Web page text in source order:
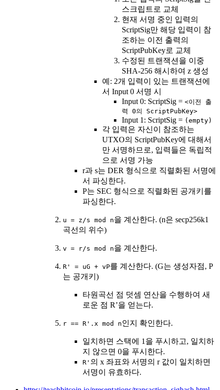
스크립트로 교체
현재 서명 중인 입력의
ScriptSig만 해당 입력이 참
조하는 이전 출력의
ScriptPubKey로 교체
수정된 트랜잭션을 이중
SHA-256 해시하여 z 생성
예: 2개 입력이 있는 트랜잭션에
서 Input 0 서명 시
Input 0: ScriptSig = <이전 출
력 0의 ScriptPubKey>
Input 1: ScriptSig = (empty)
각 입력은 자신이 참조하는
UTXO의 ScriptPubKey에 대해서
만 서명하므로, 입력들은 독립적
으로 서명 가능
r과 s는 DER 형식으로 직렬화된 서명에
서 파싱한다.
P는 SEC 형식으로 직렬화된 공개키를
파싱한다.
u = z/s mod n을 계산한다. (n은 secp256k1
곡선의 위수)
v = r/s mod n을 계산한다.
R' = uG + vP를 계산한다. (G는 생성자점, P
는 공개키)
타원곡선 점 덧셈 연산을 수행하여 새
로운 점 R’을 얻는다.
r == R'.x mod n인지 확인한다.
일치하면 스택에 1을 푸시하고, 일치하
지 않으면 0을 푸시한다.
R' 의 x 좌표와 서명의 r 값이 일치하면
서명이 유효하다.